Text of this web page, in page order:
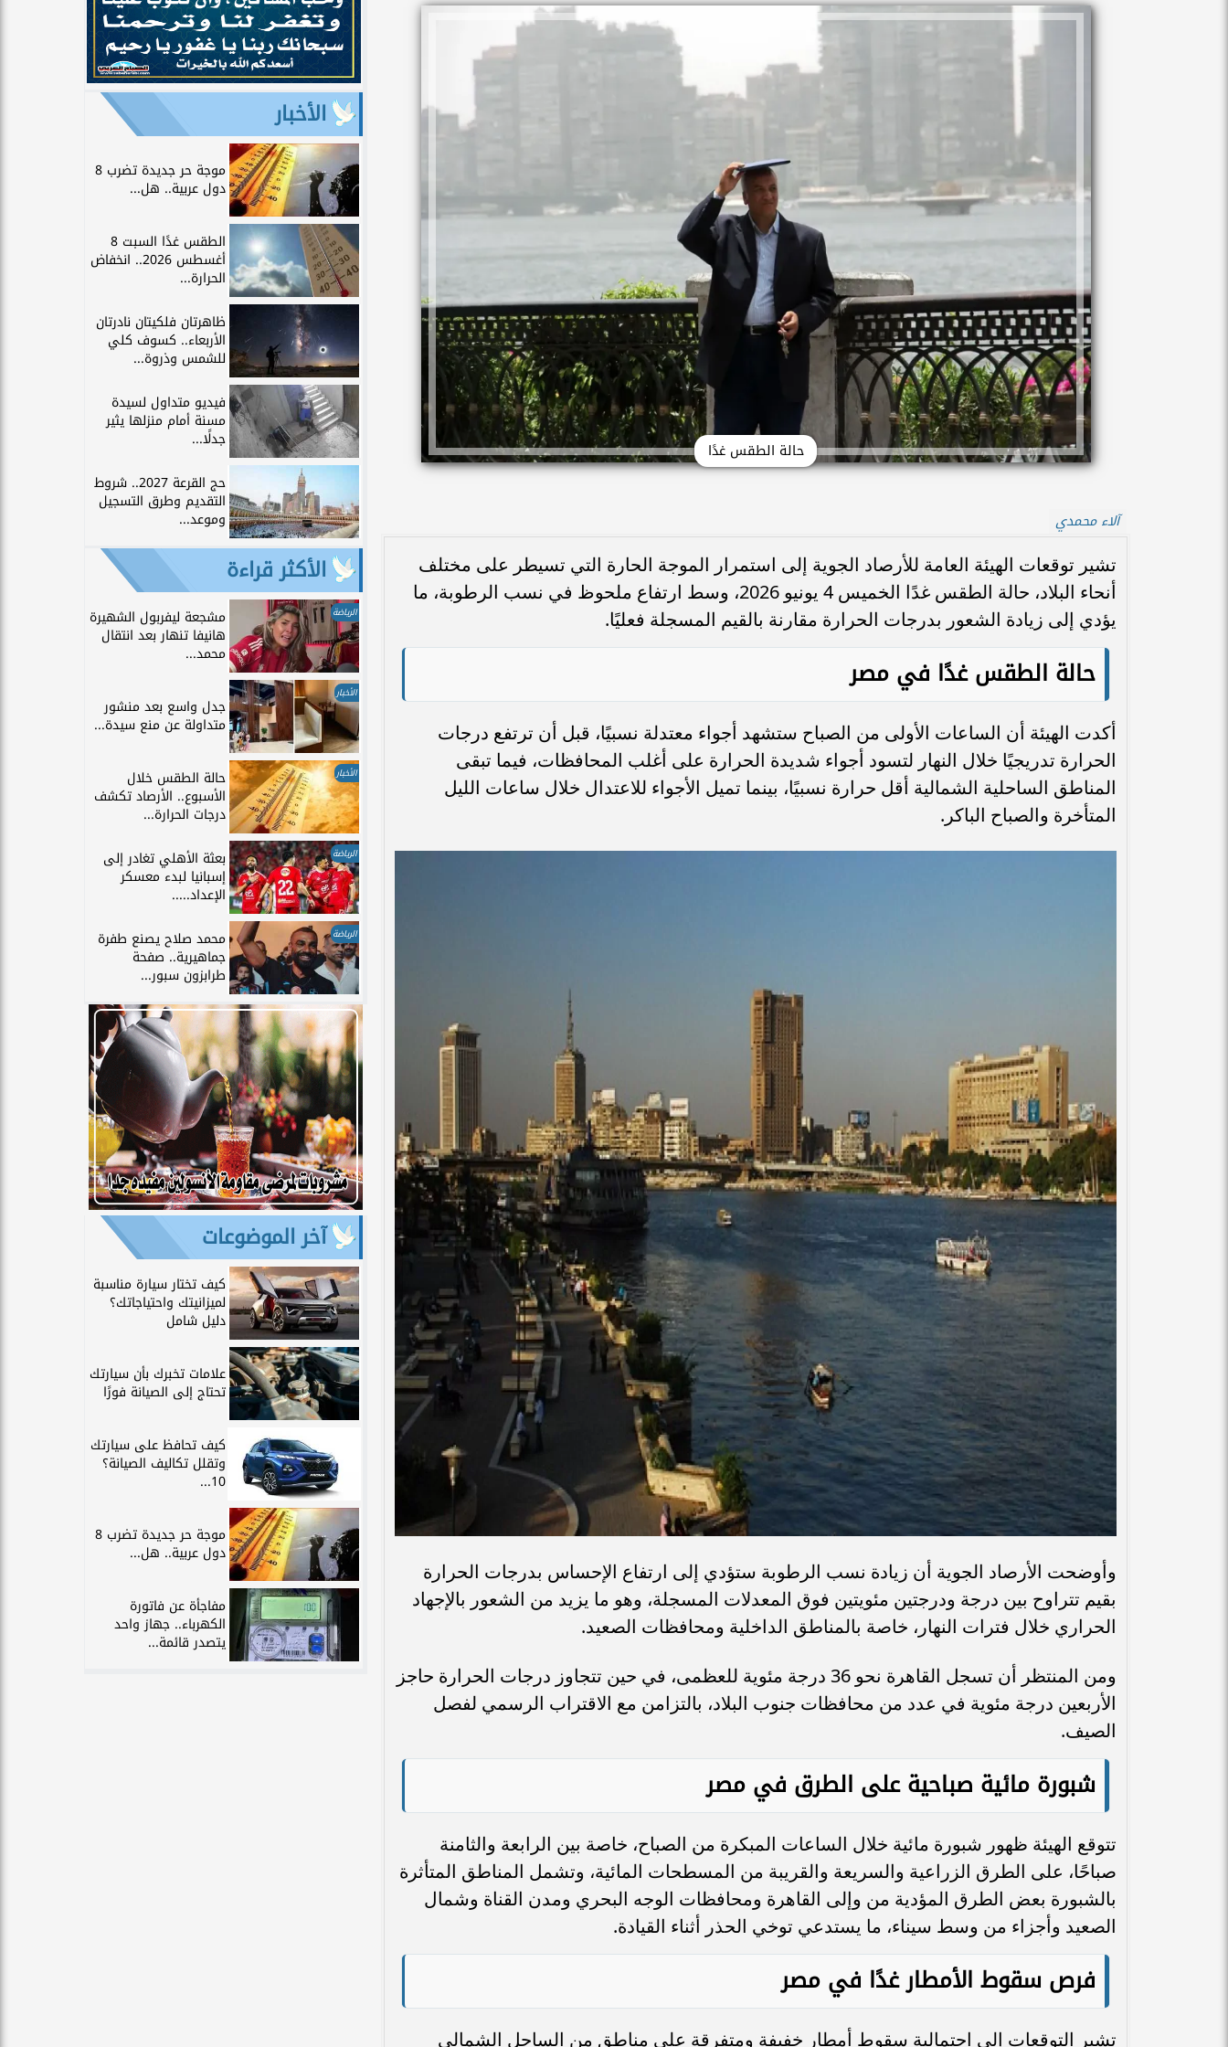
حالة الطقس غدًا
آلاء محمدي
تشير توقعات الهيئة العامة للأرصاد الجوية إلى استمرار الموجة الحارة التي تسيطر على مختلف
أنحاء البلاد، حالة الطقس غدًا الخميس 4 يونيو 2026، وسط ارتفاع ملحوظ في نسب الرطوبة، ما
يؤدي إلى زيادة الشعور بدرجات الحرارة مقارنة بالقيم المسجلة فعليًا.
حالة الطقس غدًا في مصر
أكدت الهيئة أن الساعات الأولى من الصباح ستشهد أجواء معتدلة نسبيًا، قبل أن ترتفع درجات
الحرارة تدريجيًا خلال النهار لتسود أجواء شديدة الحرارة على أغلب المحافظات، فيما تبقى
المناطق الساحلية الشمالية أقل حرارة نسبيًا، بينما تميل الأجواء للاعتدال خلال ساعات الليل
المتأخرة والصباح الباكر.
وأوضحت الأرصاد الجوية أن زيادة نسب الرطوبة ستؤدي إلى ارتفاع الإحساس بدرجات الحرارة
بقيم تتراوح بين درجة ودرجتين مئويتين فوق المعدلات المسجلة، وهو ما يزيد من الشعور بالإجهاد
الحراري خلال فترات النهار، خاصة بالمناطق الداخلية ومحافظات الصعيد.
ومن المنتظر أن تسجل القاهرة نحو 36 درجة مئوية للعظمى، في حين تتجاوز درجات الحرارة حاجز
الأربعين درجة مئوية في عدد من محافظات جنوب البلاد، بالتزامن مع الاقتراب الرسمي لفصل
الصيف.
شبورة مائية صباحية على الطرق في مصر
تتوقع الهيئة ظهور شبورة مائية خلال الساعات المبكرة من الصباح، خاصة بين الرابعة والثامنة
صباحًا، على الطرق الزراعية والسريعة والقريبة من المسطحات المائية، وتشمل المناطق المتأثرة
بالشبورة بعض الطرق المؤدية من وإلى القاهرة ومحافظات الوجه البحري ومدن القناة وشمال
الصعيد وأجزاء من وسط سيناء، ما يستدعي توخي الحذر أثناء القيادة.
فرص سقوط الأمطار غدًا في مصر
تشير التوقعات إلى احتمالية سقوط أمطار خفيفة ومتفرقة على مناطق من الساحل الشمالي
الأخبار
موجة حر جديدة تضرب 8
دول عربية.. هل...
الطقس غدًا السبت 8
أغسطس 2026.. انخفاض
الحرارة...
ظاهرتان فلكيتان نادرتان
الأربعاء.. كسوف كلي
للشمس وذروة...
فيديو متداول لسيدة
مسنة أمام منزلها يثير
جدلًا...
حج القرعة 2027.. شروط
التقديم وطرق التسجيل
وموعد...
الأكثر قراءة
الرياضة مشجعة ليفربول الشهيرة
هانيفا تنهار بعد انتقال
محمد...
الأخبار
جدل واسع بعد منشور
متداولة عن منع سيدة...
الأخبار حالة الطقس خلال
الأسبوع.. الأرصاد تكشف
درجات الحرارة...
الرياضة بعثة الأهلي تغادر إلى
إسبانيا لبدء معسكر
الإعداد.....
الرياضة محمد صلاح يصنع طفرة
جماهيرية.. صفحة
طرابزون سبور...
آخر الموضوعات
كيف تختار سيارة مناسبة
لميزانيتك واحتياجاتك؟
دليل شامل
علامات تخبرك بأن سيارتك
تحتاج إلى الصيانة فورًا
كيف تحافظ على سيارتك
وتقلل تكاليف الصيانة؟
10...
موجة حر جديدة تضرب 8
دول عربية.. هل...
مفاجأة عن فاتورة
الكهرباء.. جهاز واحد
يتصدر قائمة...